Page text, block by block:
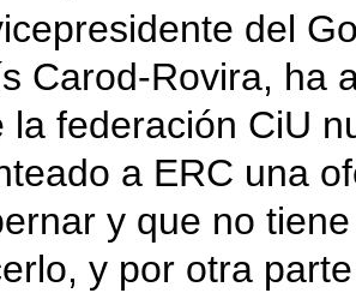
del
Carod-Rovira, ha
la federación CiU
a ERC una
y que no
y por otra